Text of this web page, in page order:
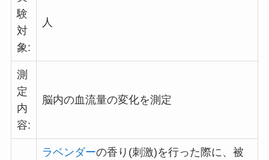
験
対
象:
人
測
定
内
容:
脳内の血流量の変化を測定
ラベンダーの香り(刺激)を行った際に、被